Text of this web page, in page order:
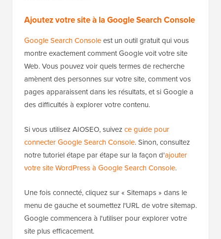
Ajoutez votre site à la Google Search Console
Google Search Consoleest un outil gratuit qui vous
montre exactement comment Google voit votre site
Web. Vous pouvez voir quels termes de recherche
amènent des personnes sur votre site, comment vos
pages apparaissent dans les résultats, et si Google a
des difficultés à explorer votre contenu.
Si vous utilisez AIOSEO, suivezce guide pour
connecter Google Search Console. Sinon, consultez
notre tutoriel étape par étape sur la façon d'ajouter
votre site WordPress à Google Search Console.
Une fois connecté, cliquez sur « Sitemaps » dans le
menu de gauche et soumettez l'URL de votre sitemap.
Google commencera à l'utiliser pour explorer votre
site plus efficacement.